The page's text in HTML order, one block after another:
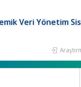
Veri Yönetim